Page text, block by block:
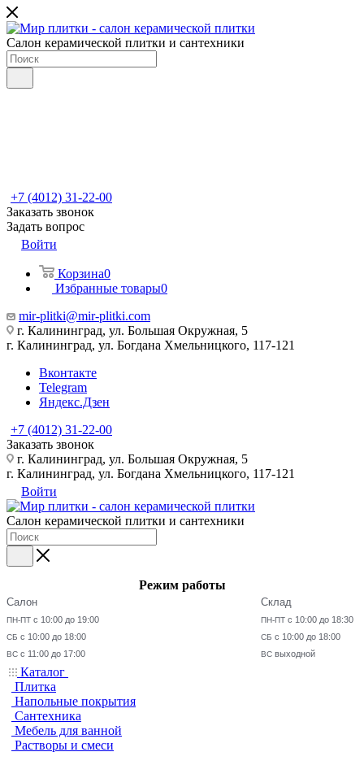
Салон керамической плитки и сантехники
+7 (4012) 31-22-00
Заказать звонок
Задать вопрос
Войти
Корзина0
Избранные товары0
mir-plitki@mir-plitki.com
г. Калининград, ул. Большая Окружная, 5
г. Калининград, ул. Богдана Хмельницкого, 117-121
Вконтакте
Telegram
Яндекс.Дзен
+7 (4012) 31-22-00
Заказать звонок
г. Калининград, ул. Большая Окружная, 5
г. Калининград, ул. Богдана Хмельницкого, 117-121
Войти
Салон керамической плитки и сантехники
Режим работы
Салон
ПН-ПТ с 10:00 до 19:00
СБ с 10:00 до 18:00
ВС с 11:00 до 17:00
Склад
ПН-ПТ с 10:00 до 18:30
СБ с 10:00 до 18:00
ВС выходной
Каталог
Плитка
Напольные покрытия
Сантехника
Мебель для ванной
Растворы и смеси